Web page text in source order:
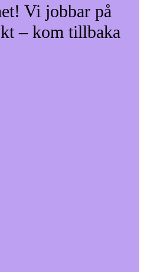
Vi jobbar på
– kom tillbaka